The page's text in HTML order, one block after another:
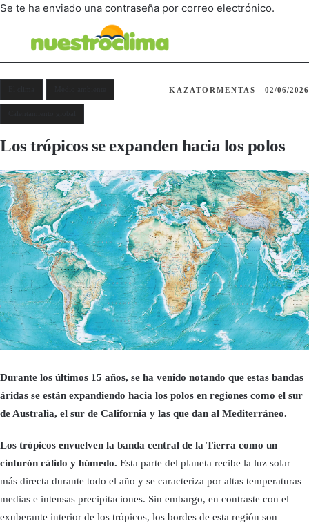
Se te ha enviado una contraseña por correo electrónico.
KAZATORMENTAS 02/06/2026
Los trópicos se expanden hacia los polos
Durante los últimos 15 años, se ha venido notando que estas bandas
áridas se están expandiendo hacia los polos en regiones como el sur
de Australia, el sur de California y las que dan al Mediterráneo.
Los trópicos envuelven la banda central de la Tierra como un
cinturón cálido y húmedo. Esta parte del planeta recibe la luz solar
más directa durante todo el año y se caracteriza por altas temperaturas
medias e intensas precipitaciones. Sin embargo, en contraste con el
exuberante interior de los trópicos, los bordes de esta región son